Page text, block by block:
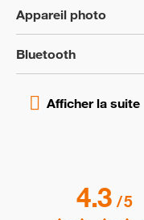
Appareil photo
Bluetooth
4.3/5